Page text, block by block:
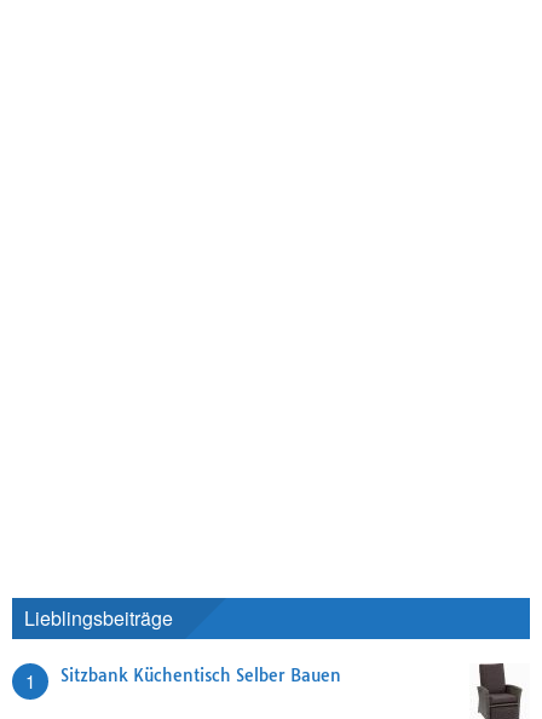
Lieblingsbeiträge
1 Sitzbank Küchentisch Selber Bauen